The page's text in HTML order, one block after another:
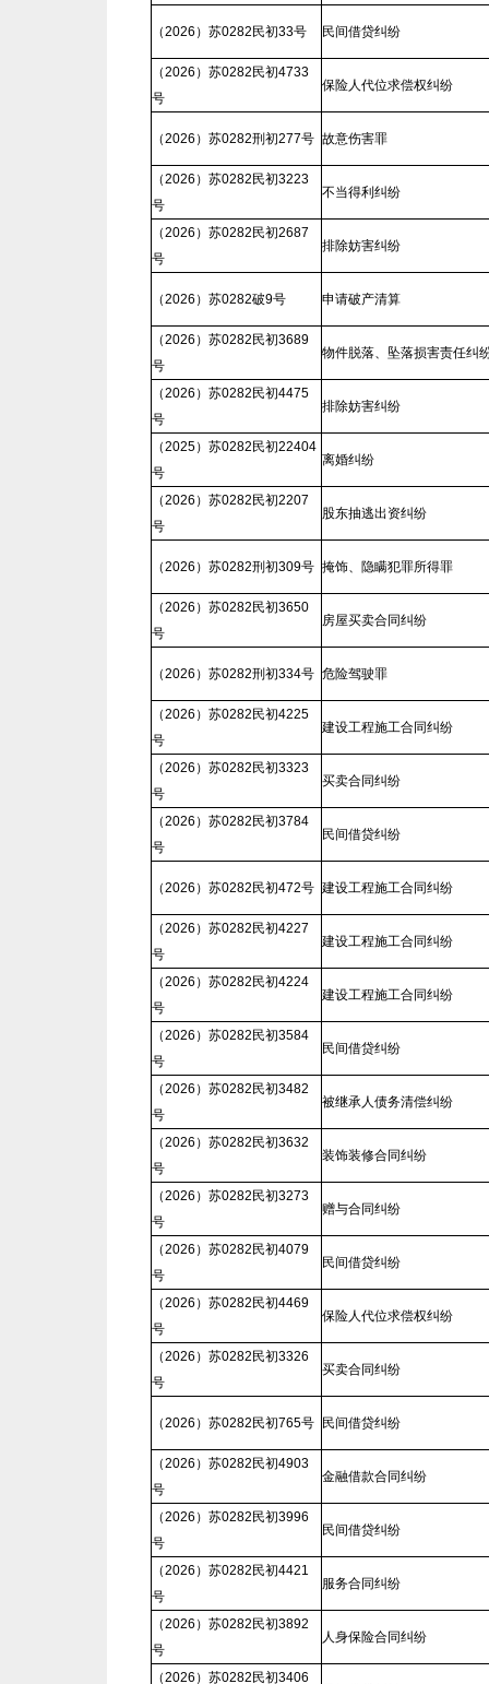
（2026）苏0282民初33号 民间借贷纠纷
（2026）苏0282民初4733
号
保险人代位求偿权纠纷
（2026）苏0282刑初277号 故意伤害罪
（2026）苏0282民初3223
号
不当得利纠纷
（2026）苏0282民初2687
号
排除妨害纠纷
（2026）苏0282破9号 申请破产清算
（2026）苏0282民初3689
号
物件脱落、坠落损害责任纠
（2026）苏0282民初4475
号
排除妨害纠纷
（2025）苏0282民初22404
号
离婚纠纷
（2026）苏0282民初2207
号
股东抽逃出资纠纷
（2026）苏0282刑初309号 掩饰、隐瞒犯罪所得罪
（2026）苏0282民初3650
号
房屋买卖合同纠纷
（2026）苏0282刑初334号 危险驾驶罪
（2026）苏0282民初4225
号
建设工程施工合同纠纷
（2026）苏0282民初3323
号
买卖合同纠纷
（2026）苏0282民初3784
号
民间借贷纠纷
（2026）苏0282民初472号 建设工程施工合同纠纷
（2026）苏0282民初4227
号
建设工程施工合同纠纷
（2026）苏0282民初4224
号
建设工程施工合同纠纷
（2026）苏0282民初3584
号
民间借贷纠纷
（2026）苏0282民初3482
号
被继承人债务清偿纠纷
（2026）苏0282民初3632
号
装饰装修合同纠纷
（2026）苏0282民初3273
号
赠与合同纠纷
（2026）苏0282民初4079
号
民间借贷纠纷
（2026）苏0282民初4469
号
保险人代位求偿权纠纷
（2026）苏0282民初3326
号
买卖合同纠纷
（2026）苏0282民初765号 民间借贷纠纷
（2026）苏0282民初4903
号
金融借款合同纠纷
（2026）苏0282民初3996
号
民间借贷纠纷
（2026）苏0282民初4421
号
服务合同纠纷
（2026）苏0282民初3892
号
人身保险合同纠纷
（2026）苏0282民初3406